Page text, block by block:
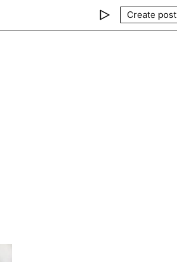
Create post